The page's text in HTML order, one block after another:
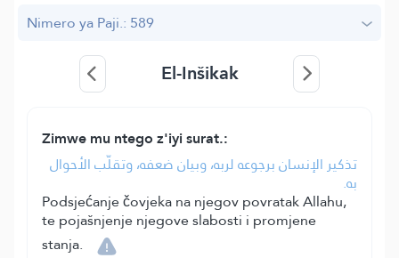
Nimero ya Paji.: 589
El-Inšikak
Zimwe mu ntego z'iyi surat.:
تذكير الإنسان برجوعه لربه، وبيان ضعفه، وتقلّب الأحوال
به.
Podsjećanje čovjeka na njegov povratak Allahu,
te pojašnjenje njegove slabosti i promjene
stanja.